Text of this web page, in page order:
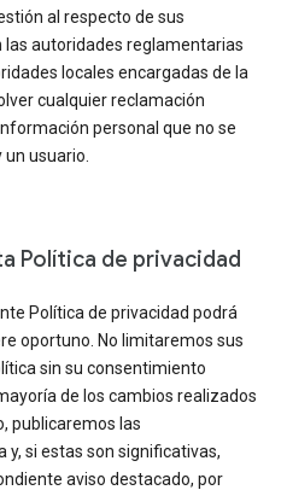
al respecto de sus
autoridades reglamentarias
locales encargadas de la
cualquier reclamación
personal que no se
usuario.
Política de privacidad
Política de privacidad podrá
oportuno. No limitaremos sus
sin su consentimiento
de los cambios realizados
publicaremos las
si estas son significativas,
aviso destacado, por